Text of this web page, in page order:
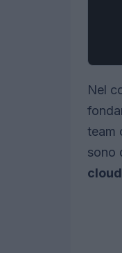
Nel
team
sono